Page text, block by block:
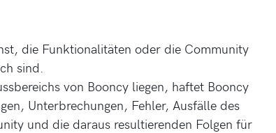
die Funktionalitäten oder die Community
sind.
von Booncy liegen, haftet Booncy
Unterbrechungen, Fehler, Ausfälle des
und die daraus resultierenden Folgen für